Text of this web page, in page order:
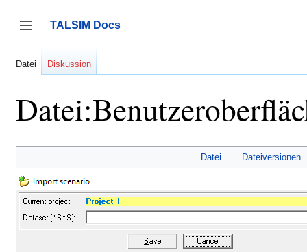
springen
Seitenleiste umschalten
TALSIM Docs
Datei Diskussion
Datei Dateiversionen